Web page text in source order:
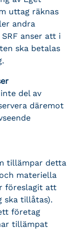
uttag räknas
andra
anser att i
ska betalas
del av
däremot
tillämpar detta
materiella
föreslagit att
ska tillåtas).
företag
tillämpat